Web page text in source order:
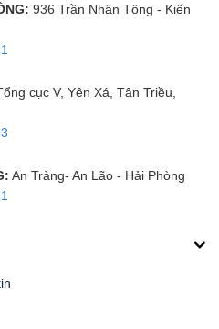
936 Trần Nhân Tông - Kiến
cục V, Yên Xá, Tân Triều,
An Tràng- An Lão - Hải Phòng